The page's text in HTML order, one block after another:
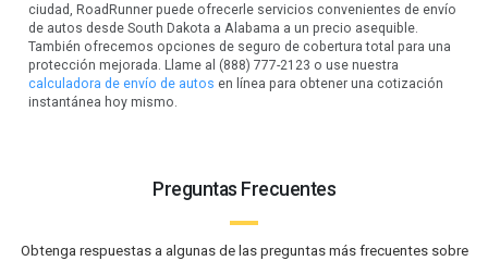
ciudad, RoadRunner puede ofrecerle servicios convenientes de envío
de autos desde South Dakota a Alabama a un precio asequible.
También ofrecemos opciones de seguro de cobertura total para una
protección mejorada. Llame al (888) 777-2123 o use nuestra
calculadora de envío de autos en línea para obtener una cotización
instantánea hoy mismo.
Preguntas Frecuentes
Obtenga respuestas a algunas de las preguntas más frecuentes sobre